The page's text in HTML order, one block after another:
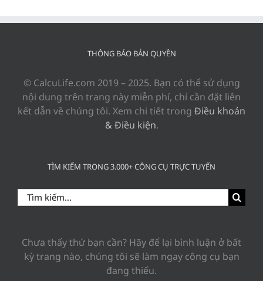
THÔNG BÁO BẢN QUYỀN
© CalcuLife.com 2019 – 2025. Bạn có thể sử dụng
nội dung trên trang này miễn phí, chỉ cần đặt liên
kết dẫn về chúng tôi. Xem chi tiết trong Điều khoản
& Điều kiện.
TÌM KIẾM TRONG 3.000+ CÔNG CỤ TRỰC TUYẾN
Search
for:
Chưa thấy thứ bạn cần? Hãy để lại bình luận ở bất
kỳ trang nào, chúng tôi sẽ làm ngay công cụ bạn
đang thiếu.